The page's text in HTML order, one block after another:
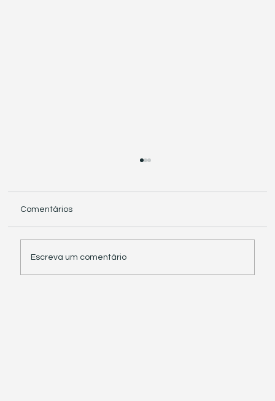
Comentários
Escreva um comentário